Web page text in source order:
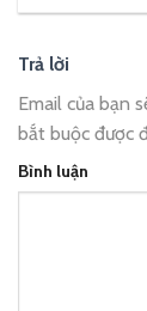
website giá rẻ,
Trả lời
Email của bạn
bắt buộc được
Bình luận